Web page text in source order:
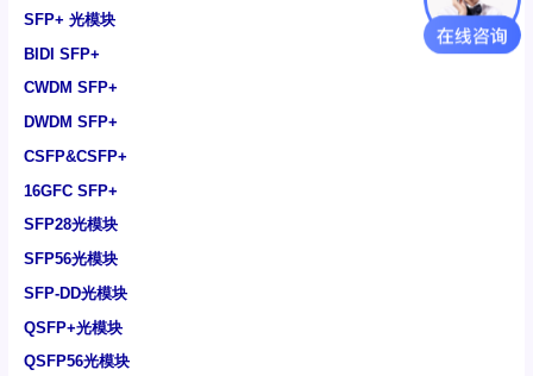
SFP+ 光模块
BIDI SFP+
CWDM SFP+
DWDM SFP+
CSFP&CSFP+
16GFC SFP+
SFP28光模块
SFP56光模块
SFP-DD光模块
QSFP+光模块
QSFP56光模块